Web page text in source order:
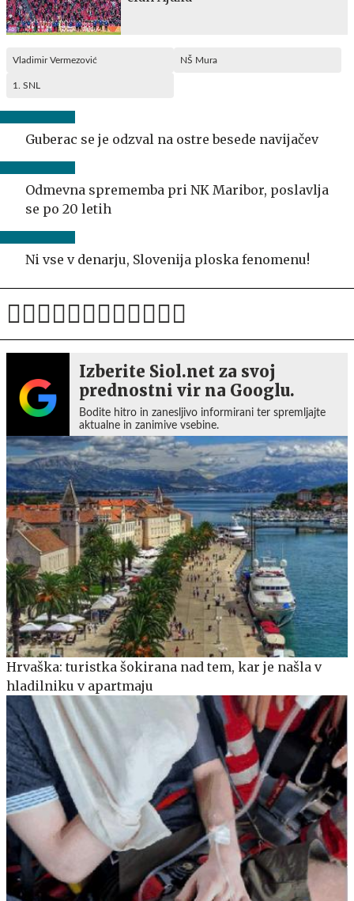
Vladimir Vermezović NŠ Mura
1. SNL
Guberac se je odzval na ostre besede navijačev
Odmevna sprememba pri NK Maribor, poslavlja
se po 20 letih
Ni vse v denarju, Slovenija ploska fenomenu!
Izberite Siol.net za svoj
prednostni vir na Googlu.
Bodite hitro in zanesljivo informirani ter spremljajte
aktualne in zanimive vsebine.
Hrvaška: turistka šokirana nad tem, kar je našla v
hladilniku v apartmaju